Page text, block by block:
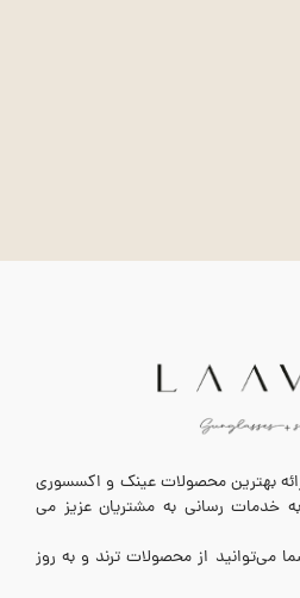
بهترین محصولات عینک و اکسسوری
خدمات رسانی به مشتریان عزیز می
می‌توانید از محصولات ترند و به روز